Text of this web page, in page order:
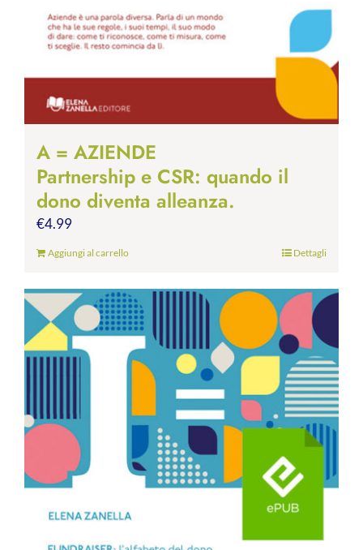
A = AZIENDE
Partnership e CSR: quando il
dono diventa alleanza.
€4.99
Aggiungi al carrello Dettagli